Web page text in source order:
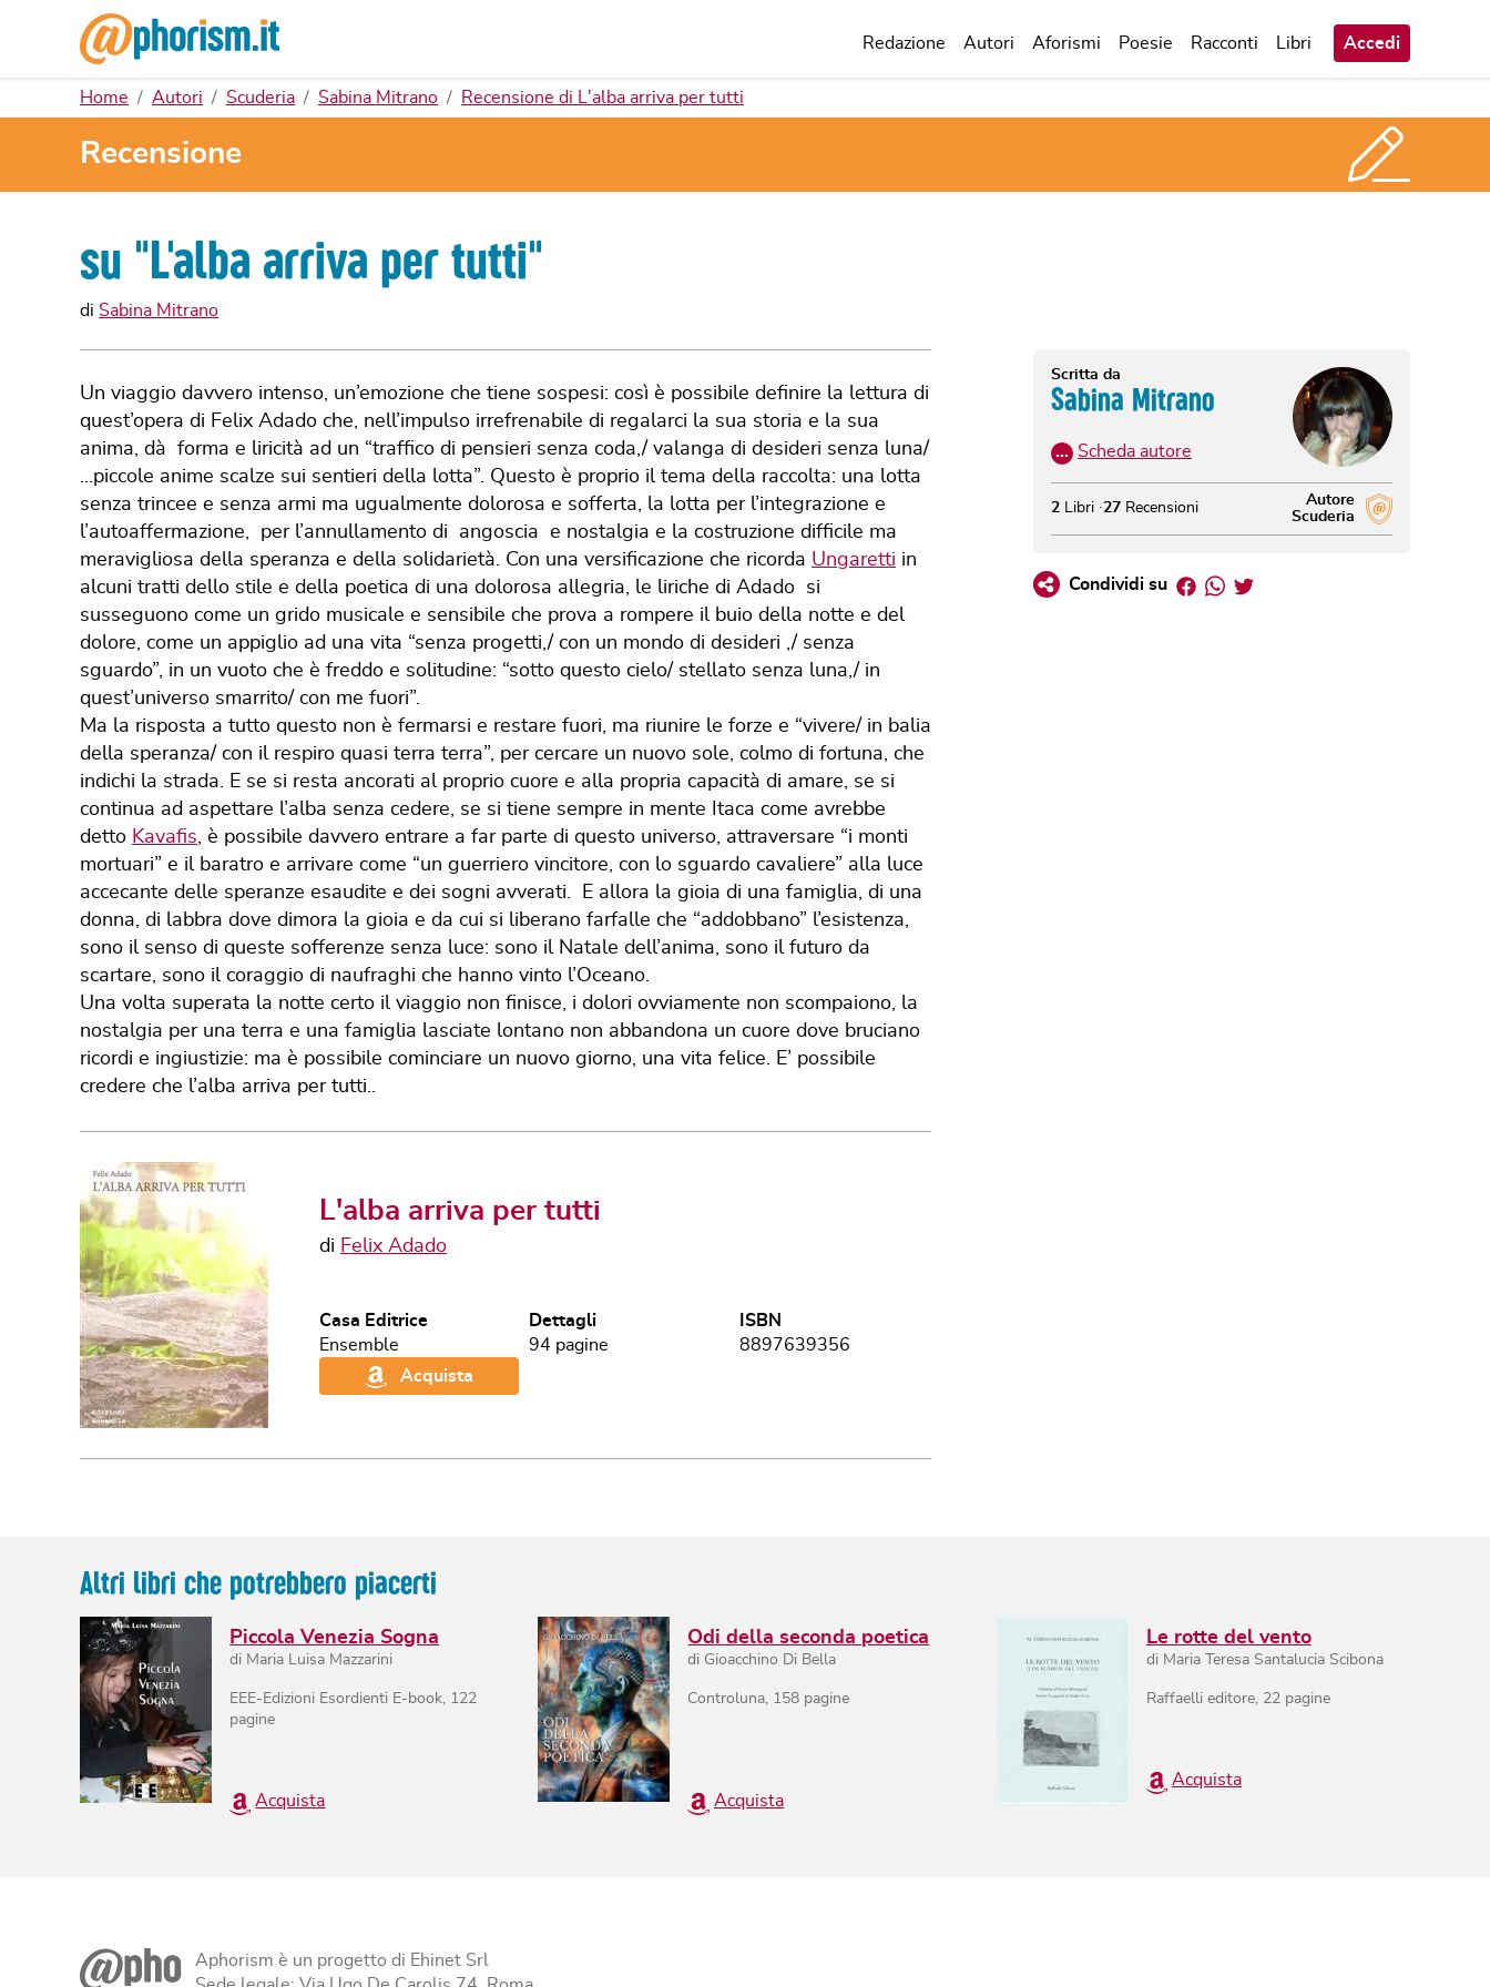
Redazione Autori Aforismi Poesie Racconti Libri Accedi
Home Autori Scuderia Sabina Mitrano Recensione di L'alba arriva per tutti
Recensione
su "L'alba arriva per tutti"
di Sabina Mitrano
Un viaggio davvero intenso, un’emozione che tiene sospesi: così è possibile definire la lettura di
quest’opera di Felix Adado che, nell’impulso irrefrenabile di regalarci la sua storia e la sua
anima, dà forma e liricità ad un “traffico di pensieri senza coda,/ valanga di desideri senza luna/
…piccole anime scalze sui sentieri della lotta”. Questo è proprio il tema della raccolta: una lotta
senza trincee e senza armi ma ugualmente dolorosa e sofferta, la lotta per l’integrazione e
l’autoaffermazione, per l’annullamento di angoscia e nostalgia e la costruzione difficile ma
meravigliosa della speranza e della solidarietà. Con una versificazione che ricorda Ungaretti in
alcuni tratti dello stile e della poetica di una dolorosa allegria, le liriche di Adado si
susseguono come un grido musicale e sensibile che prova a rompere il buio della notte e del
dolore, come un appiglio ad una vita “senza progetti,/ con un mondo di desideri ,/ senza
sguardo”, in un vuoto che è freddo e solitudine: “sotto questo cielo/ stellato senza luna,/ in
quest’universo smarrito/ con me fuori”.
Ma la risposta a tutto questo non è fermarsi e restare fuori, ma riunire le forze e “vivere/ in balia
della speranza/ con il respiro quasi terra terra”, per cercare un nuovo sole, colmo di fortuna, che
indichi la strada. E se si resta ancorati al proprio cuore e alla propria capacità di amare, se si
continua ad aspettare l’alba senza cedere, se si tiene sempre in mente Itaca come avrebbe
detto Kavafis, è possibile davvero entrare a far parte di questo universo, attraversare “i monti
mortuari” e il baratro e arrivare come “un guerriero vincitore, con lo sguardo cavaliere” alla luce
accecante delle speranze esaudite e dei sogni avverati. E allora la gioia di una famiglia, di una
donna, di labbra dove dimora la gioia e da cui si liberano farfalle che “addobbano” l’esistenza,
sono il senso di queste sofferenze senza luce: sono il Natale dell’anima, sono il futuro da
scartare, sono il coraggio di naufraghi che hanno vinto l’Oceano.
Una volta superata la notte certo il viaggio non finisce, i dolori ovviamente non scompaiono, la
nostalgia per una terra e una famiglia lasciate lontano non abbandona un cuore dove bruciano
ricordi e ingiustizie: ma è possibile cominciare un nuovo giorno, una vita felice. E’ possibile
credere che l’alba arriva per tutti..
L'alba arriva per tutti
di Felix Adado
Casa Editrice
Ensemble
Dettagli
94 pagine
ISBN
8897639356
Acquista
Scritta da
Sabina Mitrano
… Scheda autore
Autore
Scuderia
2 Libri 27 Recensioni
Condividi su Facebook
Whatsapp
Twitter
Altri libri che potrebbero piacerti
Piccola Venezia Sogna
di Maria Luisa Mazzarini
EEE-Edizioni Esordienti E-book
122
pagine
Acquista
Odi della seconda poetica
di Gioacchino Di Bella
Controluna 158 pagine
Acquista
Le rotte del vento
di Maria Teresa Santalucia Scibona
Raffaelli editore, 22 pagine
Acquista
Aphorism è un progetto di Ehinet Srl